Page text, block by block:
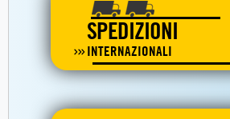
SPEDIZIONI
INTERNAZIONALI